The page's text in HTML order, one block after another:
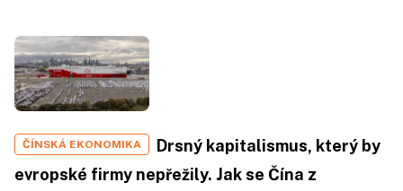
ČÍNSKÁ EKONOMIKA
Drsný kapitalismus, který by
evropské firmy nepřežily. Jak se Čína z